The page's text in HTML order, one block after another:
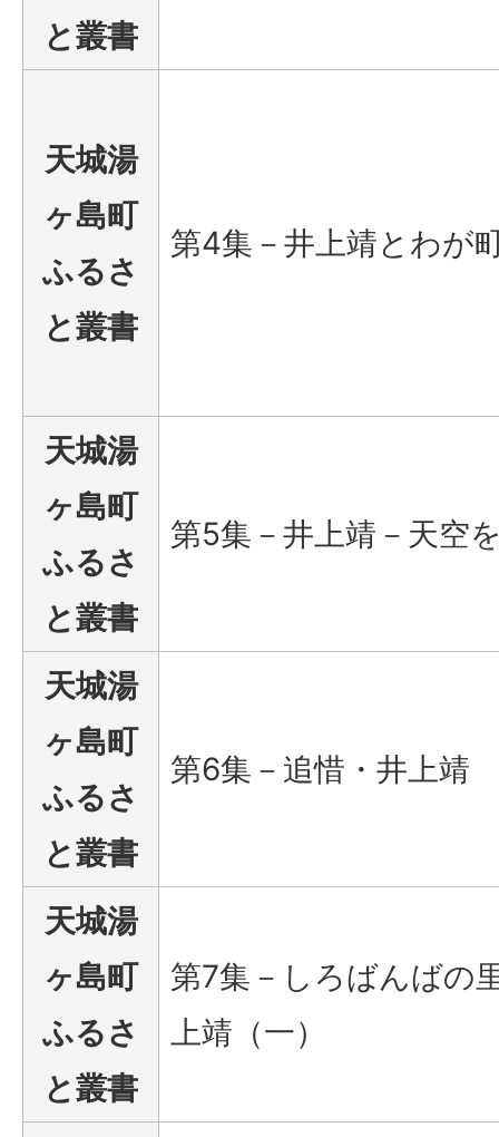
と叢書
天城湯
ヶ島町
ふるさ
と叢書
第4集－井上靖とわが
天城湯
ヶ島町
ふるさ
と叢書
第5集－井上靖－天空
天城湯
ヶ島町
ふるさ
と叢書
第6集－追惜・井上靖
天城湯
ヶ島町
ふるさ
と叢書
第7集－しろばんばの
上靖（一）